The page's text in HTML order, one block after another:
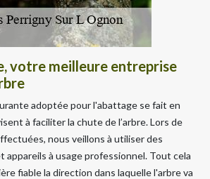
votre meilleure entreprise
adoptée pour l'abattage se fait en
à faciliter la chute de l’arbre. Lors de
nous veillons à utiliser des
appareils à usage professionnel. Tout cela
fiable la direction dans laquelle l'arbre va